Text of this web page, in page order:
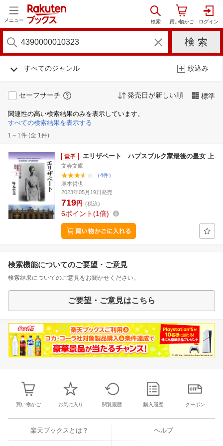
メニュー
すべてのジャンル 絞込み
セーフサーチ 発売日が新しい順 標準
関連性の高い検索結果のみを表示しています。
すべての検索結果を表示する
1～1件 (全 1件)
エリザベート ハプスブルク家最後の皇女 上
文春文庫
（4件）
塚本哲也
2023年05月19日発売
719円 (税込)
6ポイント 1倍
検索機能についてのご要望・ご意見
検索結果についてのご意見をお聞かせください。
ご要望・ご意見はこちら
買い物かご お気に入り 閲覧履歴 購入履歴 クーポン
楽天ブックスとは？ ヘルプ